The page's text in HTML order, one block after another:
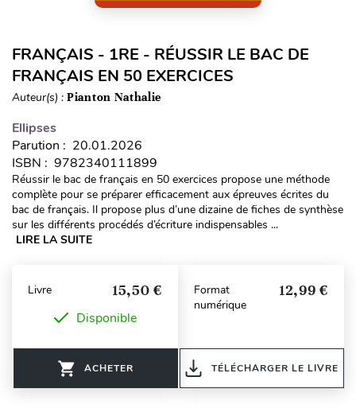
FRANÇAIS - 1RE - RÉUSSIR LE BAC DE
FRANÇAIS EN 50 EXERCICES
Auteur(s) : Pianton Nathalie
Ellipses
Parution : 20.01.2026
ISBN : 9782340111899
Réussir le bac de français en 50 exercices propose une méthode
complète pour se préparer efficacement aux épreuves écrites du
bac de français. Il propose plus d’une dizaine de fiches de synthèse
sur les différents procédés d’écriture indispensables ...
LIRE LA SUITE
Livre 15,50 €
Disponible
ACHETER
Format
numérique
12,99 €
TÉLÉCHARGER LE LIVRE